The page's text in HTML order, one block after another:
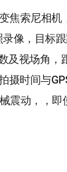
焦索尼相
像，目标
及视场角，
摄时间与
震动，，